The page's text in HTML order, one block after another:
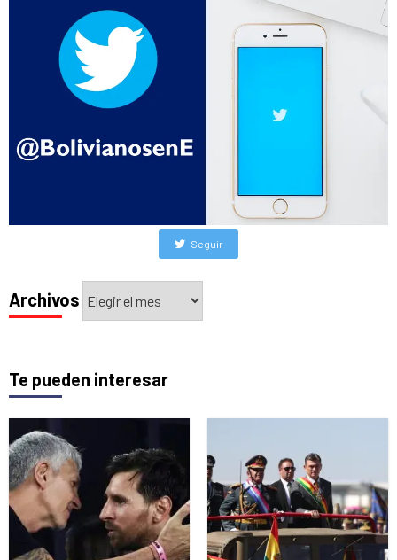
Seguir
Archivos
Archivos
Te pueden interesar